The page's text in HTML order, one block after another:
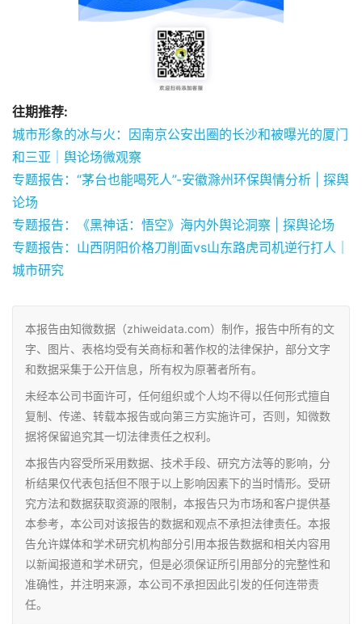
往期推荐:
城市形象的冰与火：因南京公安出圈的长沙和被曝光的厦门
和三亚｜舆论场微观察
专题报告：“茅台也能喝死人”-安徽滁州环保舆情分析 | 探舆
论场
专题报告：《黑神话：悟空》海内外舆论洞察 | 探舆论场
专题报告：山西阴阳价格刀削面vs山东路虎司机逆行打人｜
城市研究
本报告由知微数据（zhiweidata.com）制作，报告中所有的文
字、图片、表格均受有关商标和著作权的法律保护，部分文字
和数据采集于公开信息，所有权为原著者所有。
未经本公司书面许可，任何组织或个人均不得以任何形式擅自
复制、传递、转载本报告或向第三方实施许可，否则，知微数
据将保留追究其一切法律责任之权利。
本报告内容受所采用数据、技术手段、研究方法等的影响，分
析结果仅代表包括但不限于以上影响因素下的当时情形。受研
究方法和数据获取资源的限制，本报告只为市场和客户提供基
本参考，本公司对该报告的数据和观点不承担法律责任。本报
告允许媒体和学术研究机构部分引用本报告数据和相关内容用
以新闻报道和学术研究，但是必须保证所引用部分的完整性和
准确性，并注明来源，本公司不承担因此引发的任何连带责
任。